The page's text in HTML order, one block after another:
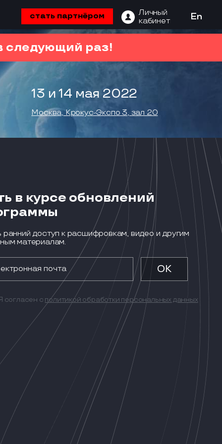
стать партнёром
Личный
кабинет
En
следующий раз!
13 и 14 мая 2022
Москва, Крокус-Экспо 3, зал 20
в курсе обновлений
ранний доступ к расшифровкам, видео и другим
материалам.
согласен с политикой обработки персональных данных